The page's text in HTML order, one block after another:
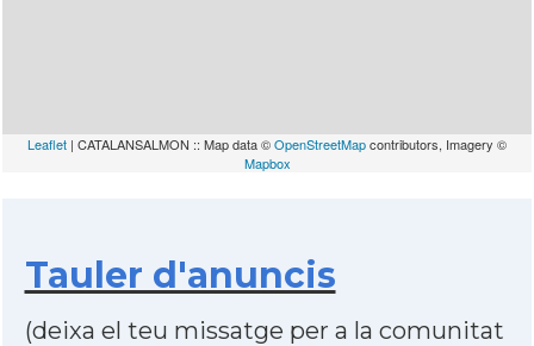
Leaflet | CATALANSALMON :: Map data ©OpenStreetMapcontributors, Imagery ©
Mapbox
Tauler d'anuncis
(deixa el teu missatge per a la comunitat